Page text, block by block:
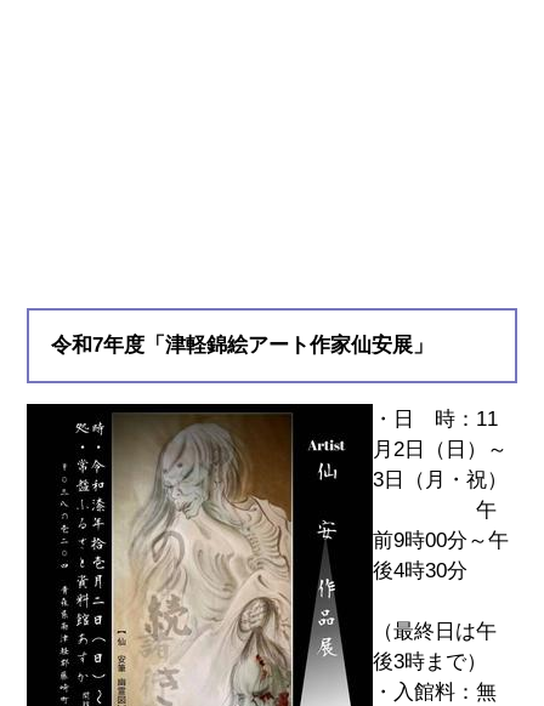
令和7年度「津軽錦絵アート作家仙安展」
・日 時：11
月2日（日）～
3日（月・祝）
午
前9時00分～午
後4時30分
（最終日は午
後3時まで）
・入館料：無